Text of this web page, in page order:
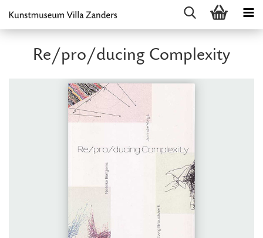
Re/pro/ducing Complexity